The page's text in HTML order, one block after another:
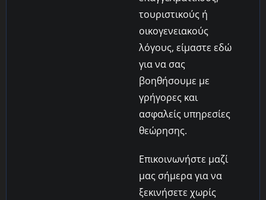
τουριστικούς ή
οικογενειακούς
λόγους, είμαστε εδώ
για να σας
βοηθήσουμε με
γρήγορες και
ασφαλείς υπηρεσίες
θεώρησης.
Επικοινωνήστε μαζί
μας σήμερα για να
ξεκινήσετε χωρίς